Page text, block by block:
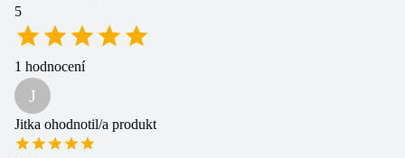
5
1 hodnocení
J
Jitka ohodnotil/a produkt